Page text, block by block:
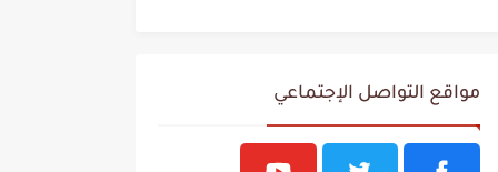
مواقع التواصل الإجتماعي